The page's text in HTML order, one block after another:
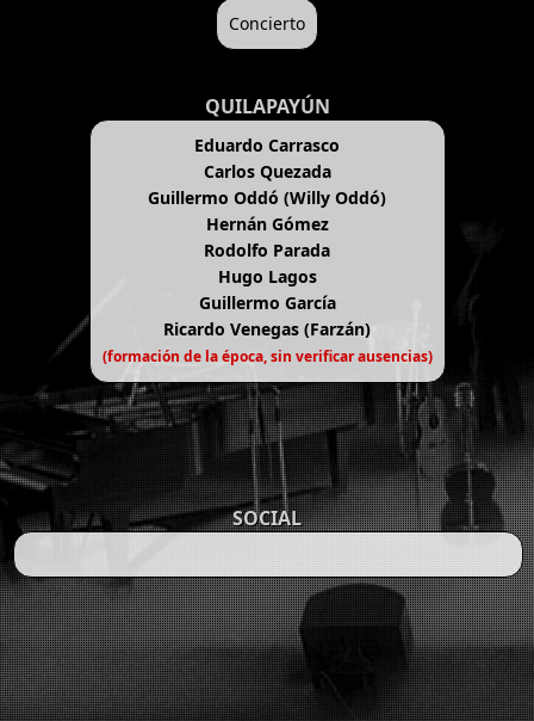
Concierto
QUILAPAYÚN
Eduardo Carrasco
Carlos Quezada
Guillermo Oddó (Willy Oddó)
Hernán Gómez
Rodolfo Parada
Hugo Lagos
Guillermo García
Ricardo Venegas (Farzán)
(formación de la época, sin verificar ausencias)
SOCIAL